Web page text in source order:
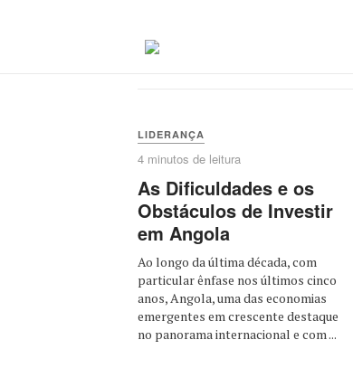
LIDERANÇA
4 minutos de leitura
As Dificuldades e os
Obstáculos de Investir
em Angola
Ao longo da última década, com
particular ênfase nos últimos cinco
anos, Angola, uma das economias
emergentes em crescente destaque
no panorama internacional e com ...